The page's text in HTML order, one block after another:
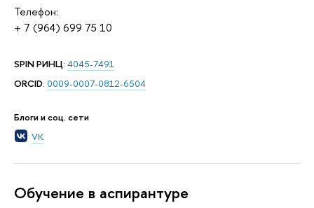
Телефон:
+ 7 (964) 699 75 10
SPIN РИНЦ: 4045-7491
ORCID: 0009-0007-0812-6504
Блоги и соц. сети
VK
Обучение в аспирантуре